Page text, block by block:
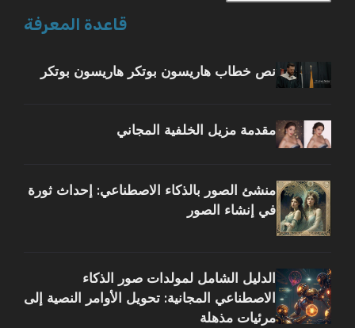
قاعدة المعرفة
نص خطاب هاريسون بوتكر هاريسون بوتكر
مقدمة مزيل الخلفية المجاني
منشئ الصور بالذكاء الاصطناعي: إحداث ثورة
في إنشاء الصور
الدليل الشامل لمولدات صور الذكاء
الاصطناعي المجانية: تحويل الأوامر النصية إلى
مرئيات مذهلة